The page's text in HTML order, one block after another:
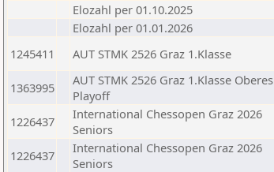
Elozahl per 01.10.2025
Elozahl per 01.01.2026
1245411
AUT STMK 2526 Graz 1.Klasse
1363995
AUT STMK 2526 Graz 1.Klasse Oberes
Playoff
1226437
International Chessopen Graz 2026
Seniors
1226437
International Chessopen Graz 2026
Seniors